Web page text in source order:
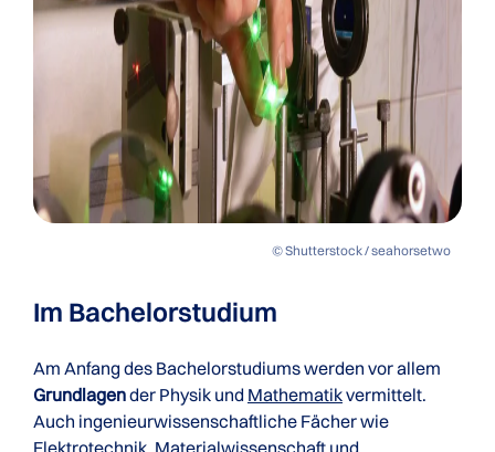
© Shutterstock / seahorsetwo
Im Bachelorstudium
Am Anfang des Bachelorstudiums werden vor allem
Grundlagender Physik und Mathematikvermittelt.
Auch ingenieurwissenschaftliche Fächer wie
Elektrotechnik Materialwissenschaft und